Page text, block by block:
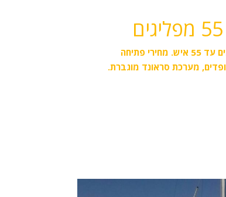
, ספינה מפוארת לאירועים עד 55 איש. מחירי פתיחה
מערכת סראונד מוגברת.